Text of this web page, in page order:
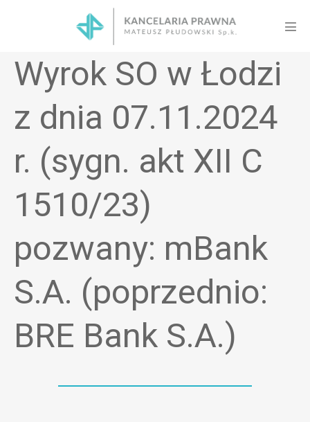
Wyrok SO w Łodzi
z dnia 07.11.2024
r. (sygn. akt XII C
1510/23)
pozwany: mBank
S.A. (poprzednio:
BRE Bank S.A.)